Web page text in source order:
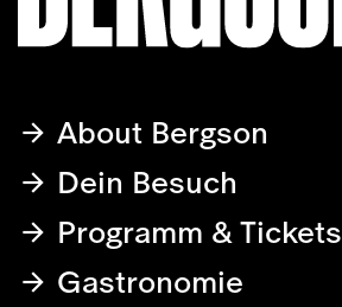
About Bergson
Dein Besuch
Programm & Tickets
Gastronomie